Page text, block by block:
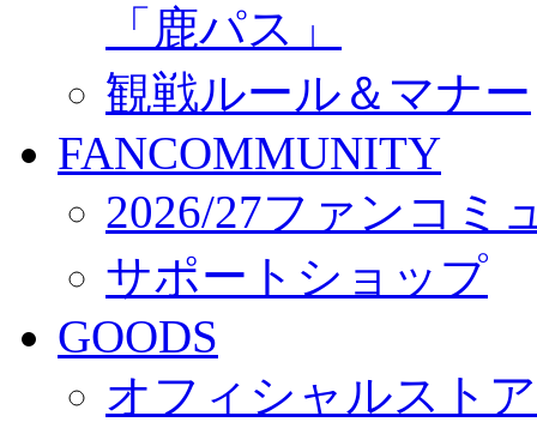
「鹿パス」
観戦ルール＆マナー
FANCOMMUNITY
2026/27ファンコミ
サポートショップ
GOODS
オフィシャルスト